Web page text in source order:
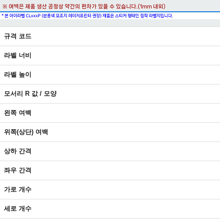
규격 코드
라벨 너비
라벨 높이
모서리 R 값 / 모양
왼쪽 여백
위쪽(상단) 여백
상하 간격
좌우 간격
가로 개수
세로 개수